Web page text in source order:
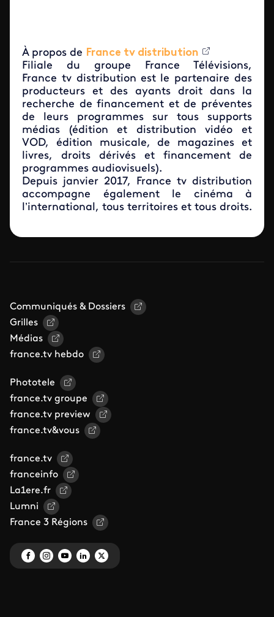
À propos de France tv distribution
Filiale du groupe France Télévisions,
France tv distribution est le partenaire des
producteurs et des ayants droit dans la
recherche de financement et de préventes
de leurs programmes sur tous supports
médias (édition et distribution vidéo et
VOD, édition musicale, de magazines et
livres, droits dérivés et financement de
programmes audiovisuels).
Depuis janvier 2017, France tv distribution
accompagne également le cinéma à
l’international, tous territoires et tous droits.
Communiqués & Dossiers
Grilles
Médias
france.tv hebdo
Phototele
france.tv groupe
france.tv preview
france.tv&vous
france.tv
franceinfo
La1ere.fr
Lumni
France 3 Régions